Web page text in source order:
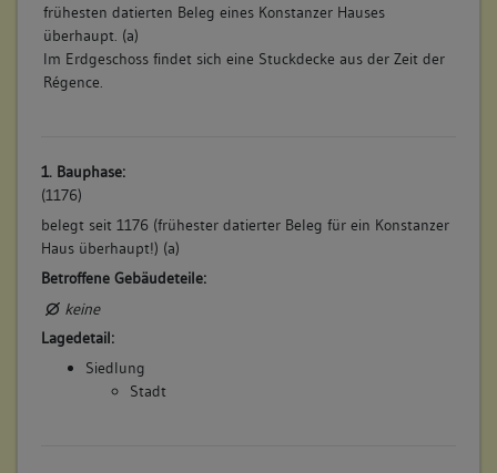
frühesten datierten Beleg eines Konstanzer Hauses
überhaupt. (a)
Im Erdgeschoss findet sich eine Stuckdecke aus der Zeit der
Régence.
1. Bauphase:
(1176)
belegt seit 1176 (frühester datierter Beleg für ein Konstanzer
Haus überhaupt!) (a)
Betroffene Gebäudeteile:
keine
Lagedetail:
Siedlung
Stadt